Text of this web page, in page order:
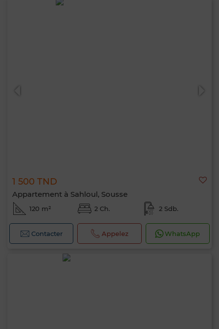
1 500 TND
Appartement à Sahloul, Sousse
120 m² 2 Ch. 2 Sdb.
Contacter Appelez WhatsApp